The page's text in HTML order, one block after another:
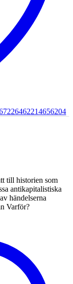
till historien som
antikapitalistiska
händelserna
Varför?